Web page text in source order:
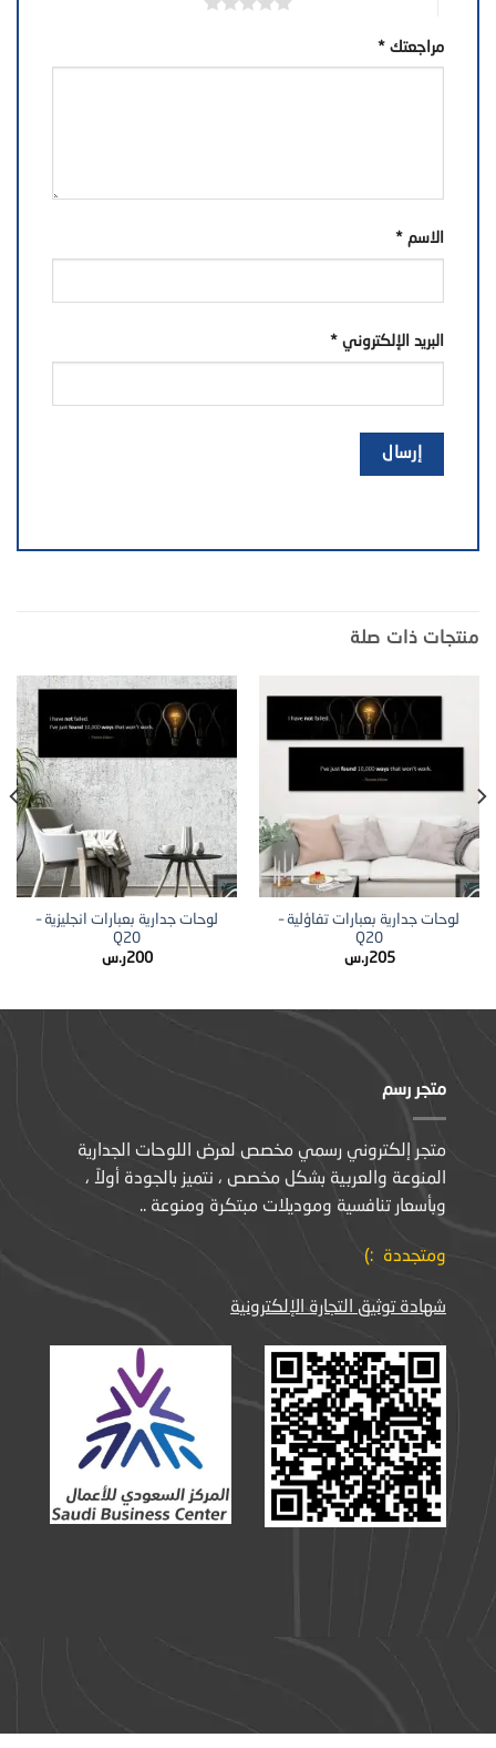
مراجعتك *
الاسم *
البريد الإلكتروني *
منتجات ذات صلة
لوحات جدارية بعبارات تفاؤلية –
Q20
205ر.س
لوحات جدارية بعبارات انجليزية –
Q20
200ر.س
متجر رسم
متجر إلكتروني رسمي مخصص لعرض اللوحات الجدارية
المنوعة والعربية بشكل مخصص ، نتميز بالجودة أولاً ،
وبأسعار تنافسية وموديلات مبتكرة ومنوعة ..
ومتجددة :)
شهادة توثيق التجارة الإلكترونية